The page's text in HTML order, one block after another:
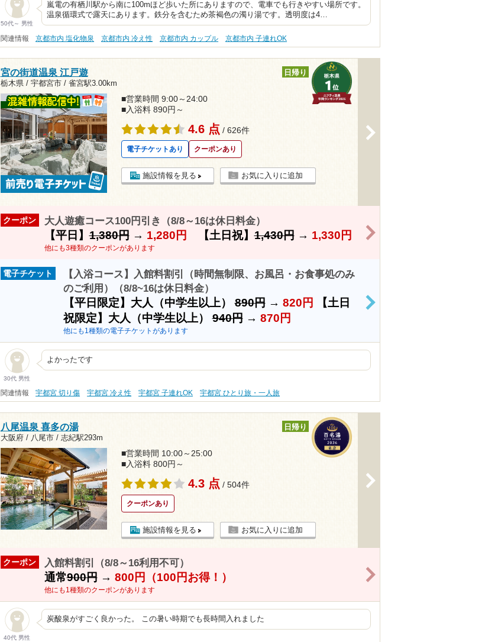
50代～ 男性
嵐電の有栖川駅から南に100mほど歩いた所にありますので、電車でも行きやすい場所です。
温泉循環式で露天にあります。鉄分を含むため茶褐色の濁り湯です。透明度は4…
関連情報 京都市内 塩化物泉 京都市内 冷え性 京都市内 カップル 京都市内 子連れOK
宮の街道温泉 江戸遊
栃木県 / 宇都宮市 / 雀宮駅3.00km
日帰り
■営業時間 9:00～24:00
■入浴料 890円～
4.6 点 / 626件
電子チケットあり クーポンあり
施設情報を見る お気に入りに追加
クーポン 大人遊癒コース100円引き（8/8～16は休日料金）
【平日】1,380円→ 1,280円 【土日祝】1,430円→ 1,330円
他にも3種類のクーポンがあります
>
電子チケット
【入浴コース】入館料割引（時間無制限、お風呂・お食事処のみ
のご利用）（8/8~16は休日料金）
【平日限定】大人（中学生以上）890円→ 820円
【土日
祝限定】大人（中学生以上）940円→ 870円
他にも1種類の電子チケットがあります
>
30代 男性
よかったです
関連情報 宇都宮 切り傷 宇都宮 冷え性 宇都宮 子連れOK 宇都宮 ひとり旅・一人旅
八尾温泉 喜多の湯
大阪府 / 八尾市 / 志紀駅293m
日帰り
■営業時間 10:00～25:00
■入浴料 800円～
4.3 点 / 504件
クーポンあり
施設情報を見る お気に入りに追加
クーポン 入館料割引（8/8～16利用不可）
通常900円→ 800円（100円お得！）
他にも1種類のクーポンがあります
>
40代 男性
炭酸泉がすごく良かった。 この暑い時期でも長時間入れました